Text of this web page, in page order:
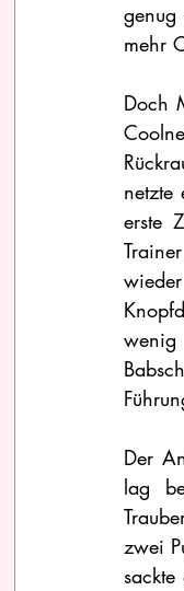
mehr
Doch
netzte
erste
Der
lag
zwei